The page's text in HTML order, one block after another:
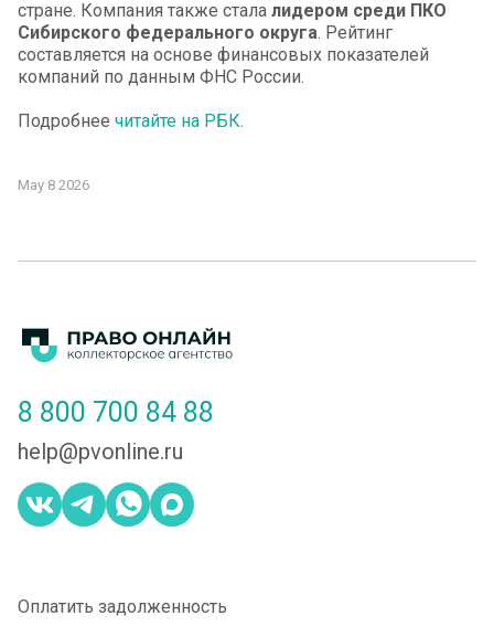
стране. Компания также стала лидером среди ПКО
Сибирского федерального округа. Рейтинг
составляется на основе финансовых показателей
компаний по данным ФНС России.
Подробнее читайте на РБК.
May 8 2026
8 800 700 84 88
help@pvonline.ru
Оплатить задолженность